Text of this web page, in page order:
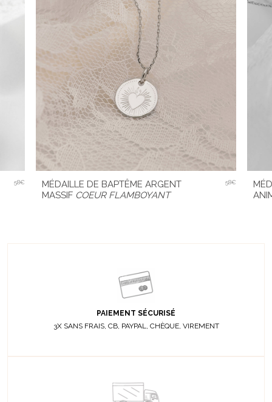
58€
MÉDAILLE DE BAPTÊME ARGENT
MASSIF COEUR FLAMBOYANT
58€
PAIEMENT SÉCURISÉ
3X SANS FRAIS, CB, PAYPAL, CHÈQUE, VIREMENT